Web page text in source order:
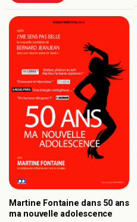
Martine Fontaine dans 50 ans
ma nouvelle adolescence